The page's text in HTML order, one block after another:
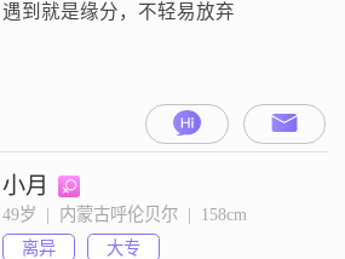
遇到就是缘分，不轻易放弃
小月
49岁  |  内蒙古呼伦贝尔  |  158cm
离异
大专